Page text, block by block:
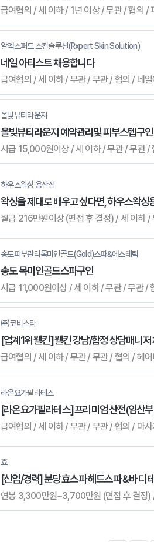
급여협의 / 세 이하 / 1년 이상 / 무관 / 협의 /
알엑스퍼트 스킨솔루션(Rxpert Skin Solution)
네일 아티스트 채용합니다
급여협의 / 세 이하 / 무관 / 무관 / 협의 / 네
올빚뷰티라운지
올빚뷰티라운지 예약관리및 피부스텝구인
시급 15,000원이상 / 세 이하 / 무관 / 무관 /
하우스왁싱 용산점
왁싱을 제대로 배우고 싶다면, 하우스왁싱
월급 216만원이상 (면접 후 결정) / 세 이하
송도피부관리목미인골드(Gold)스파&에스테틱
송도 목미인골드스파구인
시급 11,000원이상 / 세 이하 / 무관 / 무관 /
㈜코비스타
[업계1위 웰킨] 웰킨 강남/합정 상담매니저
급여협의 / 세 이하 / 무관 / 무관 / 협의 / 헤
라온요가필라테스
[라온요가필라테스] 프리미엄 산전(임산
급여협의 / 세 이하 / 무관 / 무관 / 협의 / 마
효
[신입/경력] 분당 효스파 헤드스파 & 바디
연봉 3,300만원~3,700만원 (면접 후 결정)